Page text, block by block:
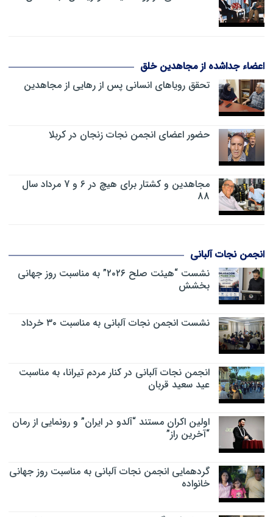
اعضاء جداشده از مجاهدین خلق
تحقق رویاهای انسانی پس از رهایی از مجاهدین
حضور اعضای انجمن نجات زنجان در کربلا
مجاهدین و کشتار برای هیچ در 6 و 7 مرداد سال
88
انجمن نجات آلبانی
نشست “هیئت صلح ۲۰۲۶” به مناسبت روز جهانی
بخشش
نشست انجمن نجات آلبانی به مناسبت ۳۰ خرداد
انجمن نجات آلبانی در کنار مردم تیرانا، به مناسبت
عید سعید قربان
اولین اکران مستند “آلدو در ایران” و رونمایی از رمان
“آخرین راز”
گردهمایی انجمن نجات آلبانی به مناسبت روز جهانی
خانواده